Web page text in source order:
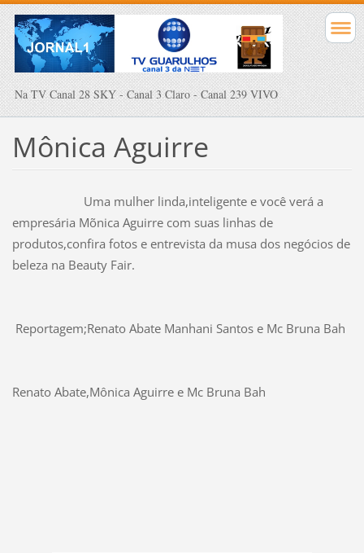
Na TV Canal 28 SKY - Canal 3 Claro - Canal 239 VIVO
Mônica Aguirre
Uma mulher linda,inteligente e você verá a
empresária Mõnica Aguirre com suas linhas de
produtos,confira fotos e entrevista da musa dos negócios de
beleza na Beauty Fair.
Reportagem;Renato Abate Manhani Santos e Mc Bruna Bah
Renato Abate,Mônica Aguirre e Mc Bruna Bah